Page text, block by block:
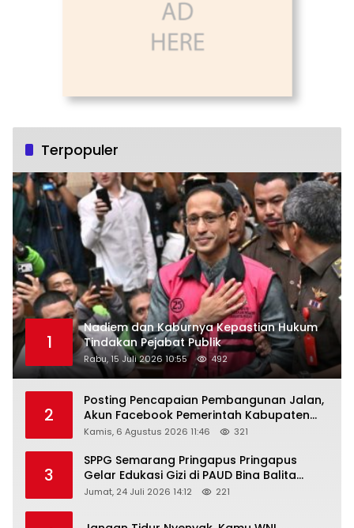
Terpopuler
1
Nadiem dan Kaburnya Kepastian Hukum
Tindakan Pejabat Publik
Rabu, 15 Juli 2026 10:55 492
2
Posting Pencapaian Pembangunan Jalan,
Akun Facebook Pemerintah Kabupaten
Rembang “Dirujak” Warganet
Kamis, 6 Agustus 2026 11:46 321
3
SPPG Semarang Pringapus Pringapus
Gelar Edukasi Gizi di PAUD Bina Balita
Peringati Hari Anak Nasional 2026
Jumat, 24 Juli 2026 14:12 221